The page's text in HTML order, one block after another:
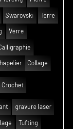
Swarovski Terre
Verre
Collage
Crochet
gravure laser
Tufting